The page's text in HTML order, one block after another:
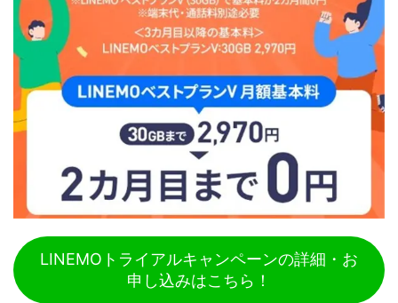
LINEMOトライアルキャンペーンの詳細・お
申し込みはこちら！